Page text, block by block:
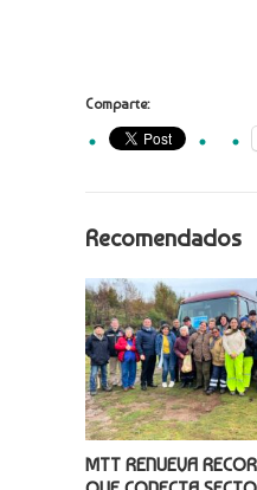
Comparte:
Recomendados
MTT RENUEVA